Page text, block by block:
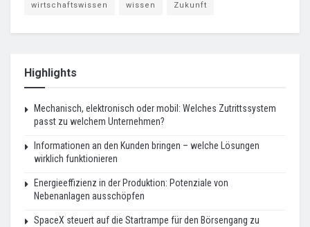
wirtschaftswissen wissen Zukunft
Highlights
Mechanisch, elektronisch oder mobil: Welches Zutrittssystem
passt zu welchem Unternehmen?
Informationen an den Kunden bringen – welche Lösungen
wirklich funktionieren
Energieeffizienz in der Produktion: Potenziale von
Nebenanlagen ausschöpfen
SpaceX steuert auf die Startrampe für den Börsengang zu